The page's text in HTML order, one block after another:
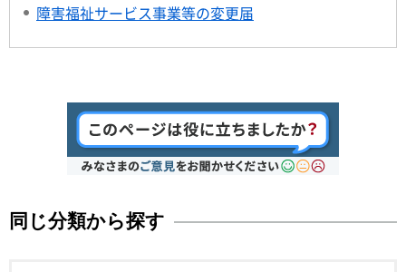
障害福祉サービス事業等の変更届
同じ分類から探す